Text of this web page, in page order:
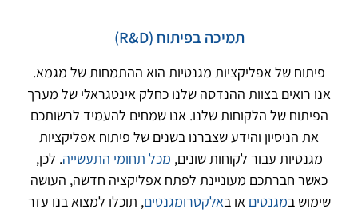
תמיכה בפיתוח (R&D)
פיתוח של אפליקציות מגנטיות הוא ההתמחות של מגמא.
אנו רואים בצוות ההנדסה שלנו כחלק אינטגראלי של מערך
הפיתוח של הלקוחות שלנו. אנו שמחים להעמיד לרשותכם
את הניסיון והידע שצברנו בשנים של פיתוח אפליקציות
מגנטיות עבור לקוחות שונים, מכל תחומי התעשייה. לכן,
כאשר חברתכם מעוניינת לפתח אפליקציה חדשה, העושה
שימוש במגנטים או באלקטרומגנטים, תוכלו למצוא בנו עזר